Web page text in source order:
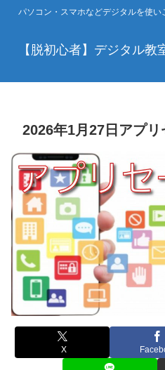
パソコン・スマホなどデジタルを使い
【脱初心者】デジタル教
2026年1月27日アプリ
X